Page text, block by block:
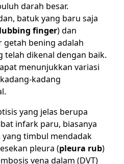
darah besar.
batuk yang baru saja
finger) dan
getah bening adalah
telah dikenal dengan baik.
menunjukkan variasi
kadang
yang jelas berupa
infark paru, biasanya
timbul mendadak
pleura (pleura rub)
vena dalam (DVT)